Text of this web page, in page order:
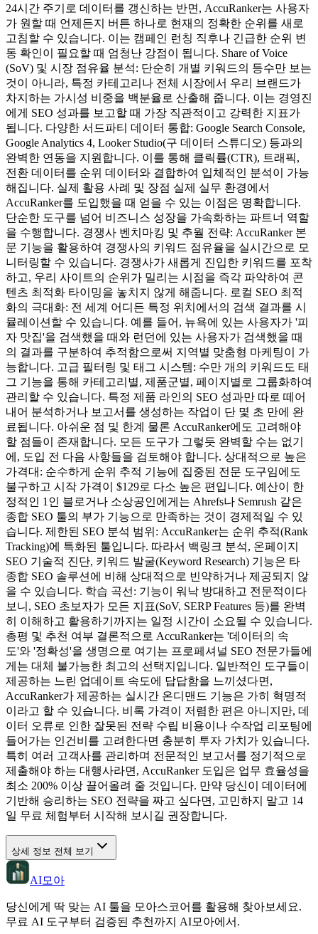
24시간 주기로 데이터를 갱신하는 반면, AccuRanker는 사용자
가 원할 때 언제든지 버튼 하나로 현재의 정확한 순위를 새로
고침할 수 있습니다. 이는 캠페인 런칭 직후나 긴급한 순위 변
동 확인이 필요할 때 엄청난 강점이 됩니다. Share of Voice
(SoV) 및 시장 점유율 분석: 단순히 개별 키워드의 등수만 보는
것이 아니라, 특정 카테고리나 전체 시장에서 우리 브랜드가
차지하는 가시성 비중을 백분율로 산출해 줍니다. 이는 경영진
에게 SEO 성과를 보고할 때 가장 직관적이고 강력한 지표가
됩니다. 다양한 서드파티 데이터 통합: Google Search Console,
Google Analytics 4, Looker Studio(구 데이터 스튜디오) 등과의
완벽한 연동을 지원합니다. 이를 통해 클릭률(CTR), 트래픽,
전환 데이터를 순위 데이터와 결합하여 입체적인 분석이 가능
해집니다. 실제 활용 사례 및 장점 실제 실무 환경에서
AccuRanker를 도입했을 때 얻을 수 있는 이점은 명확합니다.
단순한 도구를 넘어 비즈니스 성장을 가속화하는 파트너 역할
을 수행합니다. 경쟁사 벤치마킹 및 추월 전략: AccuRanker 본
문 기능을 활용하여 경쟁사의 키워드 점유율을 실시간으로 모
니터링할 수 있습니다. 경쟁사가 새롭게 진입한 키워드를 포착
하고, 우리 사이트의 순위가 밀리는 시점을 즉각 파악하여 콘
텐츠 최적화 타이밍을 놓치지 않게 해줍니다. 로컬 SEO 최적
화의 극대화: 전 세계 어디든 특정 위치에서의 검색 결과를 시
뮬레이션할 수 있습니다. 예를 들어, 뉴욕에 있는 사용자가 '피
자 맛집'을 검색했을 때와 런던에 있는 사용자가 검색했을 때
의 결과를 구분하여 추적함으로써 지역별 맞춤형 마케팅이 가
능합니다. 고급 필터링 및 태그 시스템: 수만 개의 키워드도 태
그 기능을 통해 카테고리별, 제품군별, 페이지별로 그룹화하여
관리할 수 있습니다. 특정 제품 라인의 SEO 성과만 따로 떼어
내어 분석하거나 보고서를 생성하는 작업이 단 몇 초 만에 완
료됩니다. 아쉬운 점 및 한계 물론 AccuRanker에도 고려해야
할 점들이 존재합니다. 모든 도구가 그렇듯 완벽할 수는 없기
에, 도입 전 다음 사항들을 검토해야 합니다. 상대적으로 높은
가격대: 순수하게 순위 추적 기능에 집중된 전문 도구임에도
불구하고 시작 가격이 $129로 다소 높은 편입니다. 예산이 한
정적인 1인 블로거나 소상공인에게는 Ahrefs나 Semrush 같은
종합 SEO 툴의 부가 기능으로 만족하는 것이 경제적일 수 있
습니다. 제한된 SEO 분석 범위: AccuRanker는 순위 추적(Rank
Tracking)에 특화된 툴입니다. 따라서 백링크 분석, 온페이지
SEO 기술적 진단, 키워드 발굴(Keyword Research) 기능은 타
종합 SEO 솔루션에 비해 상대적으로 빈약하거나 제공되지 않
을 수 있습니다. 학습 곡선: 기능이 워낙 방대하고 전문적이다
보니, SEO 초보자가 모든 지표(SoV, SERP Features 등)를 완벽
히 이해하고 활용하기까지는 일정 시간이 소요될 수 있습니다.
총평 및 추천 여부 결론적으로 AccuRanker는 '데이터의 속
도'와 '정확성'을 생명으로 여기는 프로페셔널 SEO 전문가들에
게는 대체 불가능한 최고의 선택지입니다. 일반적인 도구들이
제공하는 느린 업데이트 속도에 답답함을 느끼셨다면,
AccuRanker가 제공하는 실시간 온디맨드 기능은 가히 혁명적
이라고 할 수 있습니다. 비록 가격이 저렴한 편은 아니지만, 데
이터 오류로 인한 잘못된 전략 수립 비용이나 수작업 리포팅에
들어가는 인건비를 고려한다면 충분히 투자 가치가 있습니다.
특히 여러 고객사를 관리하며 전문적인 보고서를 정기적으로
제출해야 하는 대행사라면, AccuRanker 도입은 업무 효율성을
최소 200% 이상 끌어올려 줄 것입니다. 만약 당신이 데이터에
기반해 승리하는 SEO 전략을 짜고 싶다면, 고민하지 말고 14
일 무료 체험부터 시작해 보시길 권장합니다.
상세 정보 전체 보기
AI모아
당신에게 딱 맞는 AI 툴을 모아스코어를 활용해 찾아보세요.
무료 AI 도구부터 검증된 추천까지 AI모아에서.